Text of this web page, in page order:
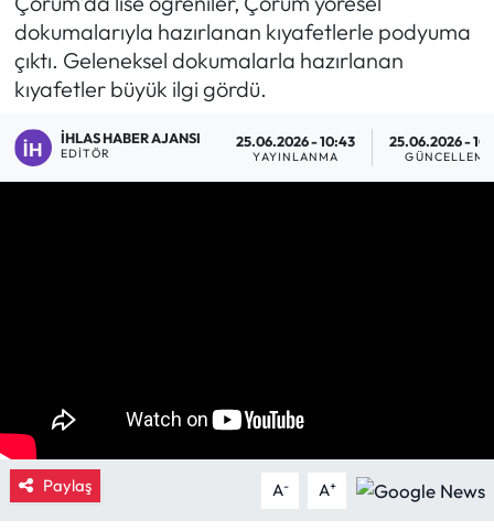
dokumalarıyla hazırlanan kıyafetlerle podyuma
çıktı. Geleneksel dokumalarla hazırlanan
kıyafetler büyük ilgi gördü.
İHLAS HABER AJANSI
EDITÖR
25.06.2026 - 10:43
YAYINLANMA
25.06.2026 -
GÜNCELLEME
Paylaş A- A+
Çorum Haberleri
Kimdir?
Tüm Manşetler